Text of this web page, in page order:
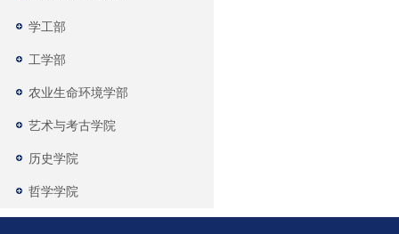
学工部
工学部
农业生命环境学部
艺术与考古学院
历史学院
哲学学院